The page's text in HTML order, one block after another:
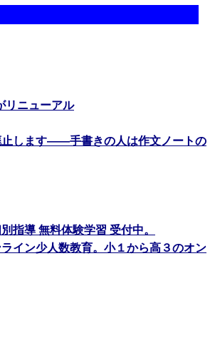
リニューアル
止します――手書きの人は作文ノートの
導 無料体験学習 受付中。
イン少人数教育。小１から高３のオン